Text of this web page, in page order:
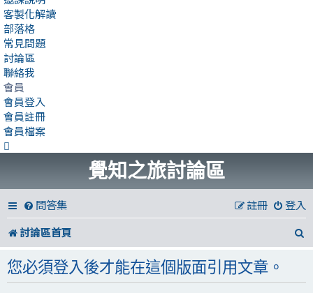
客製化解讀
部落格
常見問題
討論區
聯絡我
會員
會員登入
會員註冊
會員檔案
覺知之旅討論區
問答集 登入
註冊
討論區首頁
您必須登入後才能在這個版面引用文章。